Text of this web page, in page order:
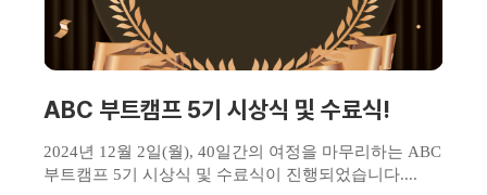
ABC 부트캠프 5기 시상식 및 수료식!
2024년 12월 2일(월), 40일간의 여정을 마무리하는 ABC
부트캠프 5기 시상식 및 수료식이 진행되었습니다....